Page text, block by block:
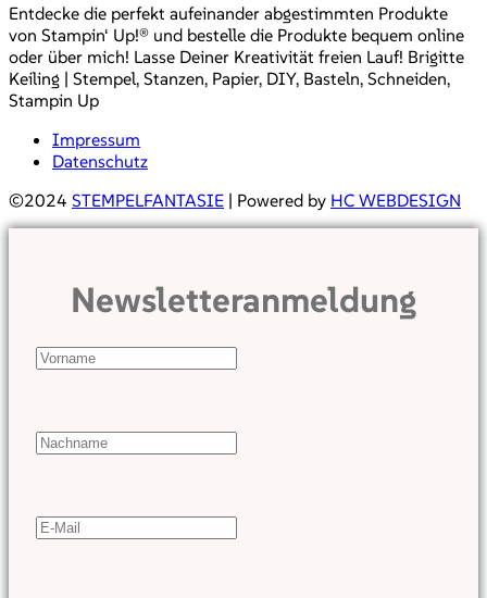
Entdecke die perfekt aufeinander abgestimmten Produkte
von Stampin‘ Up!® und bestelle die Produkte bequem online
oder über mich! Lasse Deiner Kreativität freien Lauf! Brigitte
Keiling | Stempel, Stanzen, Papier, DIY, Basteln, Schneiden,
Stampin Up
Impressum
Datenschutz
©2024 STEMPELFANTASIE | Powered by HC WEBDESIGN
Newsletteranmeldung